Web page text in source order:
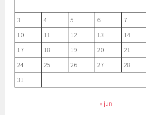
3
4 5 6 7
10
11 12 13 14
17
18 19 20 21
24
25 26 27 28
31
« jun